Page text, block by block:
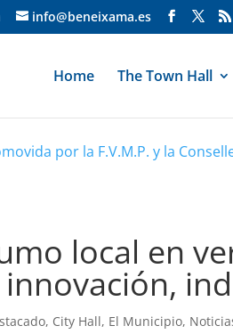
info@beneixama.es
Home The Town Hall
por la F.V.M.P. y la
local en
, City Hall, El Municipio,